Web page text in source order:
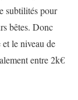
subtilités pour
bêtes. Donc
le niveau de
entre 2k€